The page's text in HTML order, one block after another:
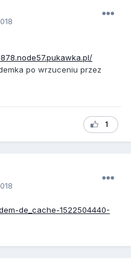
po wrzuceniu przez
1
de_cache-1522504440-